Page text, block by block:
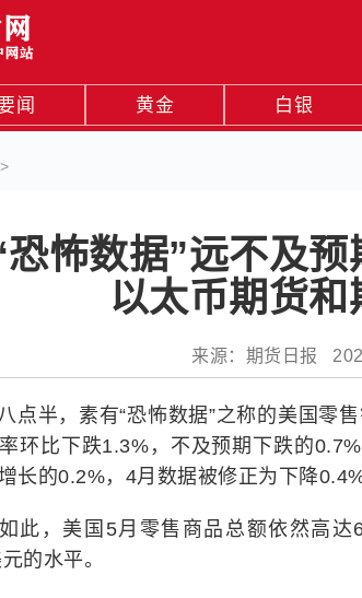
闻 黄金 白银
怖数据”远不及预
以太币期货和
来源：期货日报
点半，素有“恐怖数据”之称的美国零
环比下跌1.3%，不及预期下跌的
长的0.2%，4月数据被修正为下降0.4%
此，美国5月零售商品总额依然高
的水平。